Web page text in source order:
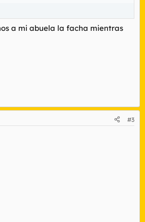
a mi abuela la facha mientras
#3